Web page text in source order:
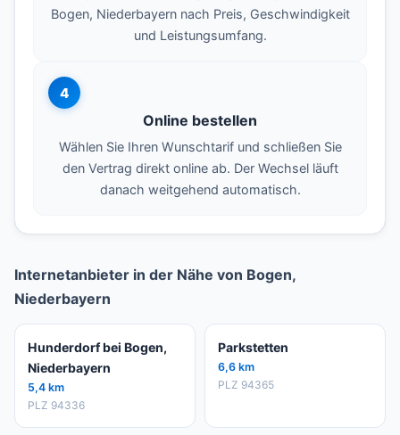
Bogen, Niederbayern nach Preis, Geschwindigkeit
und Leistungsumfang.
4
Online bestellen
Wählen Sie Ihren Wunschtarif und schließen Sie
den Vertrag direkt online ab. Der Wechsel läuft
danach weitgehend automatisch.
Internetanbieter in der Nähe von Bogen,
Niederbayern
Hunderdorf bei Bogen,
Niederbayern
5,4 km
PLZ 94336
Parkstetten
6,6 km
PLZ 94365